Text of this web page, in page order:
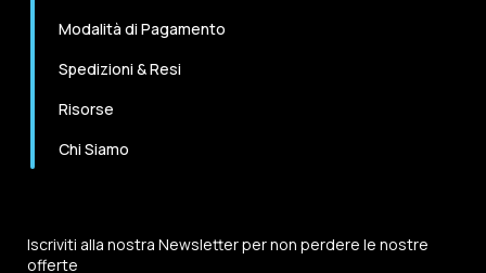
Modalità di Pagamento
Spedizioni & Resi
Risorse
Chi Siamo
Iscriviti alla nostra Newsletter per non perdere le nostre
offerte